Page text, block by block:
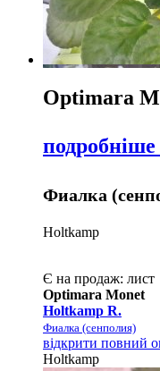
Optimara
Фиалка
Holtkamp
Є на продаж: лист
Optimara Monet
Holtkamp R.
Фиалка (сенполия)
відкрити повний
Holtkamp